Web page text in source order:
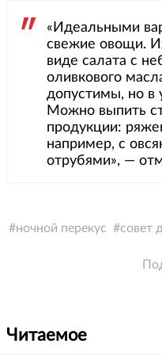
«Идеальными
свежие овощи.
виде салата с
оливкового
допустимы, но в
Можно выпить
продукции:
например, с
отрубями», —
ночной перекус совет
Читаемое